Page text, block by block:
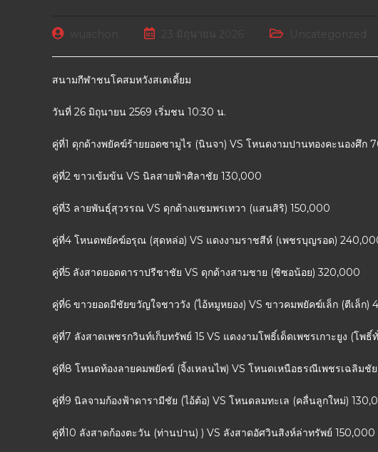
23 มิถุนายน 2026 Uncategorized
สนามกีฬาชนโคสมหวังสเตเดี้ยม
วันที่ 26 มิถุนายน 2569 เริ่มชน 10:30 น.
คู่ที่1 ดุกด้างพยัคฆ์ร้ายยอดซามูไร (นินจา) VS โหนดงามปานทองคะนองศึก
คู่ที่2 ขาวเข้มข้น VS นิลสายฟ้าศิลาชัย 130,000
คู่ที่3 ลายพันธุ์สุวรรณ VS ดุกด้างแซมพรเทวา (แสนสิริ) 150,000
คู่ที่4 โหนดพยัคฆ์อรุณ (สุดหล่อ) VS แดงงามราชสีห์ (เพชรบุญรอด)
คู่ที่5 ลังสาดยอดดาราปรีชาชัย VS ดุกด้างสามชาย (ซิซอน้อย) 320,000
คู่ที่6 ขาวยอดมีชัยขวัญใจชาววัง (ไอ้หมูหยอง) VS ขาวคมพยัคฆ์เล็ก (ตีเล็ก)
คู่ที่7 ลังสาดเพชรกวินท์เก็บทรัพย์ 15 VS แดงงามโพธิ์เด็ดเพชรเกาะยูง (โพ
คู่ที่8 โหนดท้องลายคมพยัคฆ์ (จิ้งเหลนไพ) VS โหนดเหนือธรณีเพชรเฉลิมชั
คู่ที่9 นิลจามก้องฟ้าดารามีชัย (ไอ้ต้อ) VS โหนดลมทะเล (คลื่นลูกใหม่)
คู่ที่10 ลังสาดก้องตะวัน (ท่านปาน) ) VS ลังสาดอัศวินสิงห์ล่าทรัพย์ 150,000